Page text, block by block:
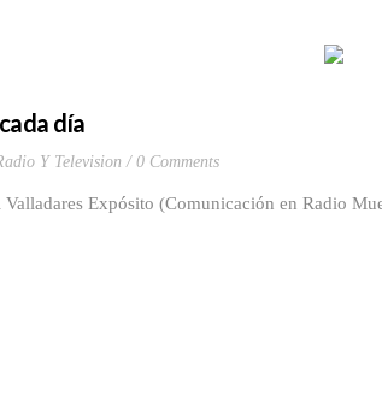
día
Y Television 0 Comments
Valladares Expósito (Comunicación en Radio